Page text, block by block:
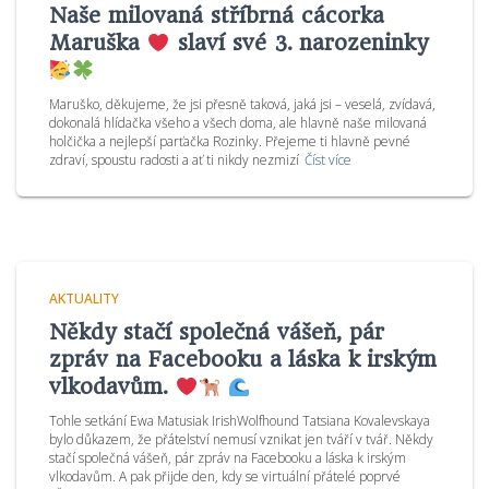
Naše milovaná stříbrná cácorka
Maruška
slaví své 3. narozeninky
Maruško, děkujeme, že jsi přesně taková, jaká jsi – veselá, zvídavá,
dokonalá hlídačka všeho a všech doma, ale hlavně naše milovaná
holčička a nejlepší parťačka Rozinky. Přejeme ti hlavně pevné
zdraví, spoustu radosti a ať ti nikdy nezmizí Číst více
AKTUALITY
Někdy stačí společná vášeň, pár
zpráv na Facebooku a láska k irským
vlkodavům.
Tohle setkání Ewa Matusiak IrishWolfhound Tatsiana Kovalevskaya
bylo důkazem, že přátelství nemusí vznikat jen tváří v tvář. Někdy
stačí společná vášeň, pár zpráv na Facebooku a láska k irským
vlkodavům. A pak přijde den, kdy se virtuální přátelé poprvé